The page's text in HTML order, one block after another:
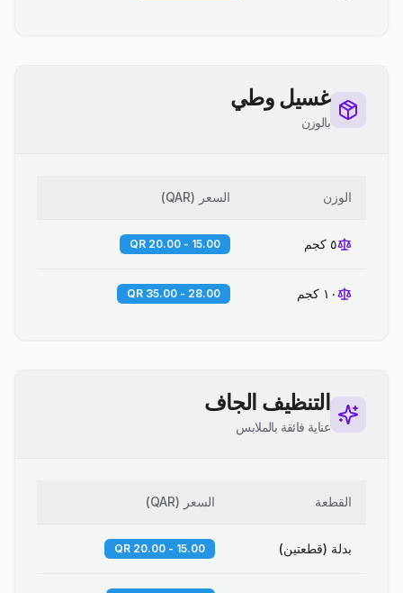
غسيل وطي
بالوزن
الوزن السعر (
QAR
)
٥ كجم 15.00 - 20.00 QR
١٠ كجم 28.00 - 35.00 QR
التنظيف الجاف
عناية فائقة بالملابس
القطعة السعر (
QAR
)
بدلة (قطعتين) 15.00 - 20.00 QR